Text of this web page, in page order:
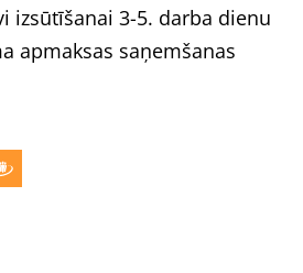
izsūtīšanai 3-5. darba dienu
apmaksas saņemšanas